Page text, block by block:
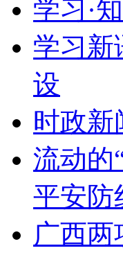
学习·
学习新
设
时政新
流动的
平安防
广西